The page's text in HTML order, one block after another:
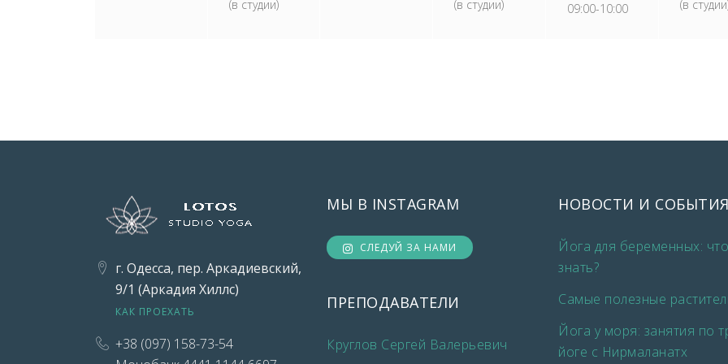
(в студии)
(в студии)
09:00-10:00
(в
г. Одесса, пер. Аркадиевский,
9/1 (Аркадия Хиллс)
КАК ПРОЕХАТЬ
+38 (097) 158-73-54
МЫ В INSTAGRAM
СЛЕДУЙ ЗА НАМИ
ПРЕПОДАВАТЕЛИ
Круглов Сергей Валерьевич
НОВОСТИ И СОБЫТИЯ
Йога для беременных:
знать?
Самые полезные
Йога у моря: занятия по
йоге с Нирмаланатх